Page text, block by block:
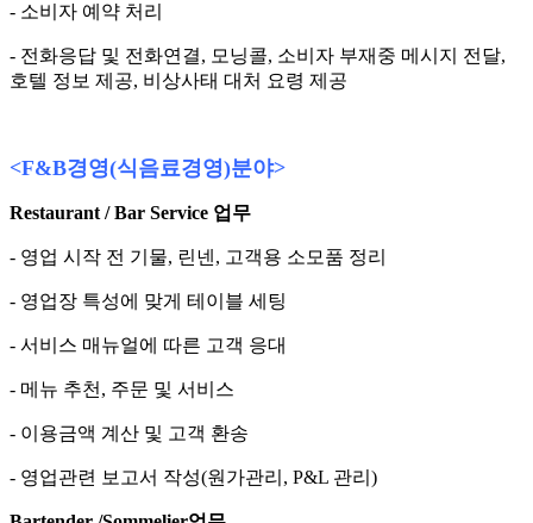
- 소비자 예약 처리
- 전화응답 및 전화연결, 모닝콜, 소비자 부재중 메시지 전달,
호텔 정보 제공, 비상사태 대처 요령 제공
<F&B경영(식음료경영)분야>
Restaurant / Bar Service 업무
- 영업 시작 전 기물, 린넨, 고객용 소모품 정리
- 영업장 특성에 맞게 테이블 세팅
- 서비스 매뉴얼에 따른 고객 응대
- 메뉴 추천, 주문 및 서비스
- 이용금액 계산 및 고객 환송
- 영업관련 보고서 작성(원가관리, P&L 관리)